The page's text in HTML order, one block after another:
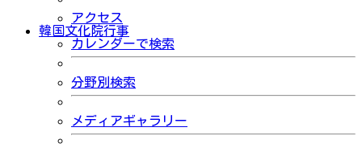
アクセス
韓国文化院行事
カレンダーで検索
分野別検索
メディアギャラリー